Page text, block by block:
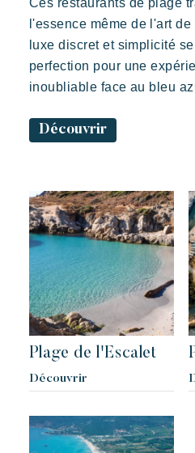
Toison d’Or
Elégant Authentique
Un paradis sauvage aux deux
l'essence même de l'art
luxe discret et simplicité
perfection pour une
inoubliable face au bleu
Découvrir
Plage de l'Escalet
Découvrir